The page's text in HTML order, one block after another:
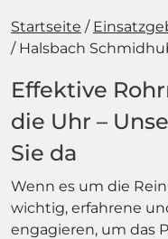
Startseite
Halsbach
Effektive
die Uhr –
Sie da
Wenn es um die
wichtig, erfahrene
engagieren, um das